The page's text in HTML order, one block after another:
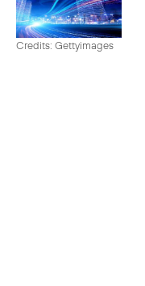
Credits: Gettyimages